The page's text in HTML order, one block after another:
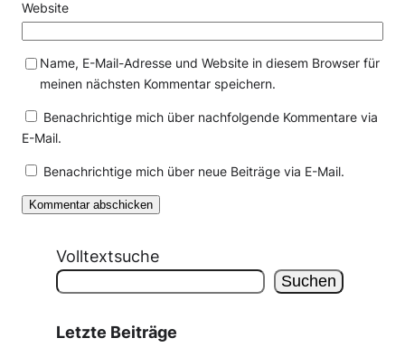
Website
Name, E-Mail-Adresse und Website in diesem Browser für
meinen nächsten Kommentar speichern.
Benachrichtige mich über nachfolgende Kommentare via
E-Mail.
Benachrichtige mich über neue Beiträge via E-Mail.
Volltextsuche
Suchen
Letzte Beiträge